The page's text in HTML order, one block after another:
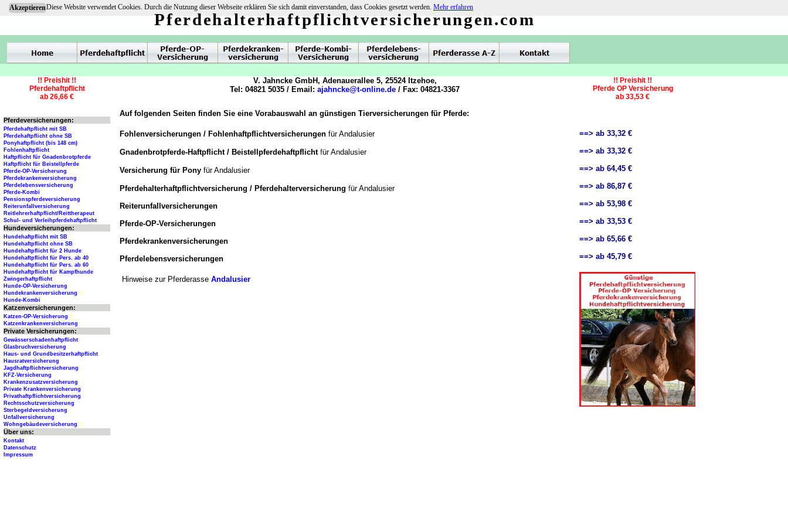
AkzeptierenDiese Website verwendet Cookies. Durch die Nutzung dieser Webseite erklären Sie sich damit einverstanden, dass Cookies gesetzt werden. Mehr erfahren
Auf folgenden Seiten finden Sie eine Vorabauswahl an günstigen Tierversicherungen für Pferde:
Fohlenversicherungen / Fohlenhaftpflichtversicherungen für Andalusier
Gnadenbrotpferde-Haftpflicht / Beistellpferdehaftpflichtfür Andalusier
Versicherung für Pony für Andalusier
Pferdehalterhaftpflichtversicherung / Pferdehalterversicherung für Andalusier
Reiterunfallversicherungen
Pferde-OP-Versicherungen
Pferdekrankenversicherungen
Pferdelebensversicherungen
Hinweise zur Pferderasse Andalusier
==> ab 33,32 €
==> ab 33,32 €
==> ab 64,45 €
==> ab 86,87 €
==> ab 53,98 €
==> ab 33,53 €
==> ab 65,66 €
==> ab 45,79 €
Pferdehalterhaftpflichtversicherungen.com
V. Jahncke GmbH, Adenauerallee 5, 25524 Itzehoe,
Tel: 04821 5035 / Email: ajahncke@t-online.de / Fax: 04821-3367
!! Preishit !!
Pferdehaftpflicht
ab 26,66 €
!! Preishit !!
Pferde OP Versicherung
ab 33,53 €
Pferdeversicherungen:
Pferdehaftpflicht mit SB
Pferdehaftpflicht ohne SB
Ponyhaftpflicht (bis 148 cm)
Fohlenhaftpflicht
Haftpflicht für Gnadenbrotpferde
Haftpflicht für Beistellpferde
Pferde-OP-Versicherung
Pferdekrankenversicherung
Pferdelebensversicherung
Pferde-Kombi
Pensionspferdeversicherung
Reiterunfallversicherung
Reitlehrerhaftpflicht/Reittherapeut
Schul- und Verleihpferdehaftpflicht
Hundeversicherungen:
Hundehaftpflicht mit SB
Hundehaftpflicht ohne SB
Hundehaftpflicht für 2 Hunde
Hundehaftpflicht für Pers. ab 40
Hundehaftpflicht für Pers. ab 60
Hundehaftpflicht für Kampfhunde
Zwingerhaftpflicht
Hunde-OP-Versicherung
Hundekrankenversicherung
Hunde-Kombi
Katzenversicherungen:
Katzen-OP-Versicherung
Katzenkrankenversicherung
Private Versicherungen:
Gewässerschadenhaftpflicht
Glasbruchversicherung
Haus- und Grundbesitzerhaftpflicht
Hausratversicherung
Jagdhaftpflichtversicherung
KFZ-Versicherung
Krankenzusatzversicherung
Private Krankenversicherung
Privathaftpflichtversicherung
Rechtsschutzversicherung
Sterbegeldversicherung
Unfallversicherung
Wohngebäudeversicherung
Über uns:
Kontakt
Datenschutz
Impressum